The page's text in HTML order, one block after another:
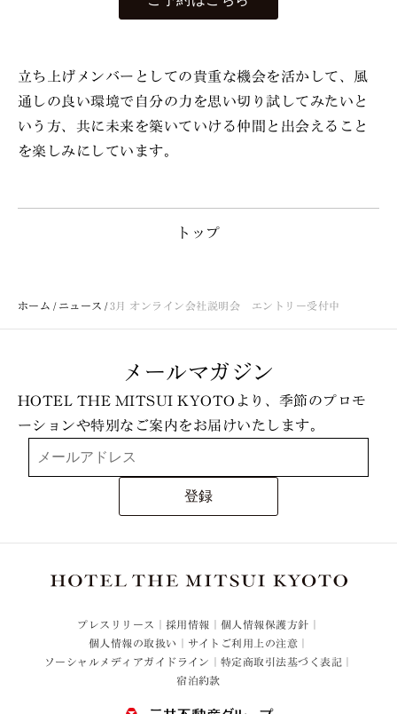
立ち上げメンバーとしての貴重な機会を活かして、風
通しの良い環境で自分の力を思い切り試してみたいと
いう方、共に未来を築いていける仲間と出会えること
を楽しみにしています。
トップ
ホーム ニュース 3月 オンライン会社説明会 エントリー受付中
メールマガジン
HOTEL THE MITSUI KYOTOより、季節のプロモ
ーションや特別なご案内をお届けいたします。
登録
プレスリリース 採用情報
個人情報保護方針
個人情報の取扱い
サイトご利用上の注意
ソーシャルメディアガイドライン
特定商取引法基づく表記
宿泊約款